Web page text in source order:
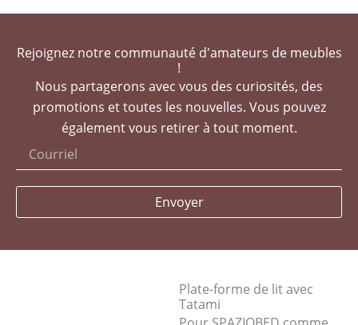
Rejoignez notre communauté d'amateurs de meubles
!
Nous partagerons avec vous des curiosités, des
promotions et toutes les nouvelles. Vous pouvez
également vous retirer à tout moment.
Envoyer
Plate-forme de lit avec
Tatami